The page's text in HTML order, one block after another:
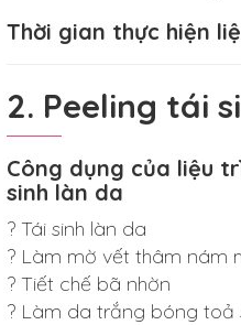
Thời gian thực hiện
2. Peeling tái
Công dụng của liệu
sinh làn da
? Tái sinh làn da
? Làm mờ vết thâm nám
? Tiết chế bã nhờn
? Làm da trắng bóng toả